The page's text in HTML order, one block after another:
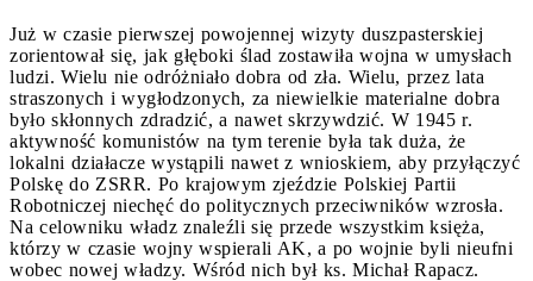
Już w czasie pierwszej powojennej wizyty duszpasterskiej
zorientował się, jak głęboki ślad zostawiła wojna w umysłach
ludzi. Wielu nie odróżniało dobra od zła. Wielu, przez lata
straszonych i wygłodzonych, za niewielkie materialne dobra
było skłonnych zdradzić, a nawet skrzywdzić. W 1945 r.
aktywność komunistów na tym terenie była tak duża, że
lokalni działacze wystąpili nawet z wnioskiem, aby przyłączyć
Polskę do ZSRR. Po krajowym zjeździe Polskiej Partii
Robotniczej niechęć do politycznych przeciwników wzrosła.
Na celowniku władz znaleźli się przede wszystkim księża,
którzy w czasie wojny wspierali AK, a po wojnie byli nieufni
wobec nowej władzy. Wśród nich był ks. Michał Rapacz.